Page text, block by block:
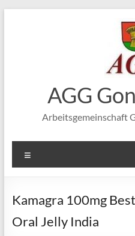
AGG
Arbeitsgemeinschaft
Kamagra 100mg
Oral Jelly India